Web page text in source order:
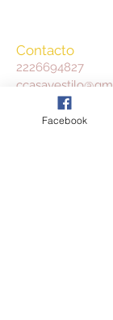
Contacto
2226694827
Facebook